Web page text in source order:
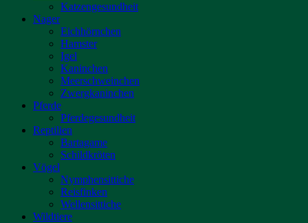
Katzengesundheit
Nager
Eichhörnchen
Hamster
Igel
Kaninchen
Meerschweinchen
Zwergkaninchen
Pferde
Pferdegesundheit
Reptilien
Bartagame
Schildkröten
Vögel
Nymphensittiche
Reisfinken
Wellensittiche
Wildtiere